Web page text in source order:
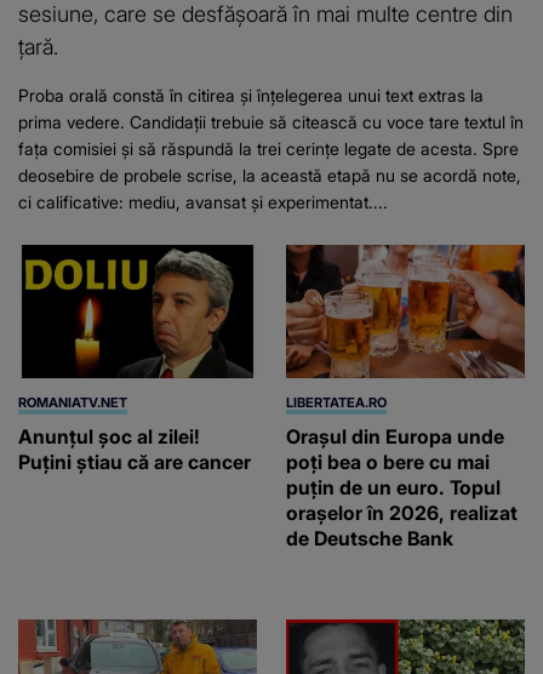
sesiune, care se desfășoară în mai multe centre din
țară.
Proba orală constă în citirea și înțelegerea unui text extras la
prima vedere. Candidații trebuie să citească cu voce tare textul în
fața comisiei și să răspundă la trei cerințe legate de acesta. Spre
deosebire de probele scrise, la această etapă nu se acordă note,
ci calificative: mediu, avansat și experimentat....
ROMANIATV.NET
Anunţul şoc al zilei!
Puţini ştiau că are cancer
LIBERTATEA.RO
Orașul din Europa unde
poți bea o bere cu mai
puțin de un euro. Topul
orașelor în 2026, realizat
de Deutsche Bank